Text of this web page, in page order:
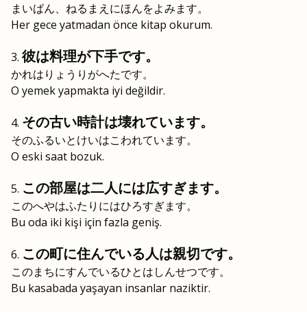
まいばん、ねるまえにほんをよみます。
Her gece yatmadan önce kitap okurum.
彼は料理が下手です。
かれはりょうりがへたです。
O yemek yapmakta iyi değildir.
その古い時計は壊れています。
そのふるいとけいはこわれています。
O eski saat bozuk.
この部屋は二人には広すぎます。
このへやはふたりにはひろすぎます。
Bu oda iki kişi için fazla geniş.
この町に住んでいる人は親切です。
このまちにすんでいるひとはしんせつです。
Bu kasabada yaşayan insanlar naziktir.